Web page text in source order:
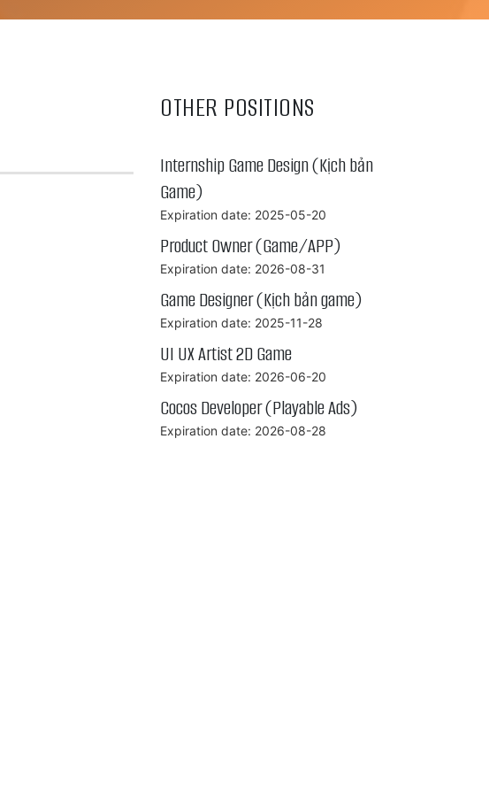
OTHER POSITIONS
Internship Game Design (Kịch bản
Game)
Expiration date: 2025-05-20
Product Owner (Game/APP)
Expiration date: 2026-08-31
Game Designer (Kịch bản game)
Expiration date: 2025-11-28
UI UX Artist 2D Game
Expiration date: 2026-06-20
Cocos Developer (Playable Ads)
Expiration date: 2026-08-28